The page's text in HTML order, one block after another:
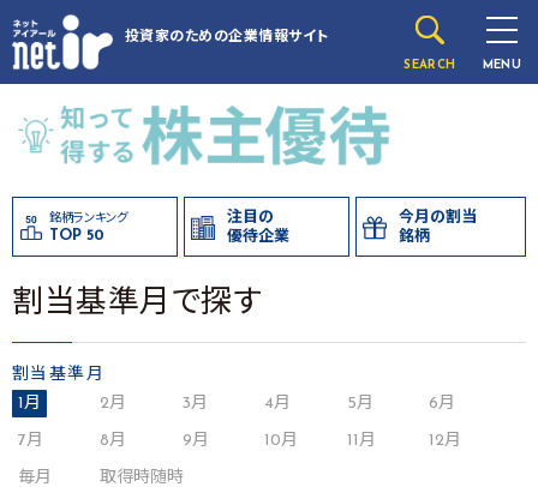
投資家のための企業情報サイト
SEARCH MENU
銘柄ランキング
TOP 50
注目の
優待企業
今月の割当
銘柄
割当基準月で探す
割当基準月
1月
2月 3月 4月 5月 6月
7月 8月 9月 10月 11月 12月
毎月 取得時随時